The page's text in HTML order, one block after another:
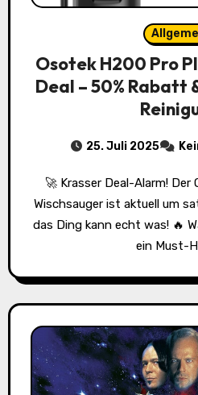
Osotek H200 Pro
Deal – 50% Rabatt
25. Juli 2025
🚀 Krasser Deal-Alarm! Der Osotek H200 Pro Plus
Wischsauger ist aktuell um
das Ding kann echt was! 🔥
ein Must-